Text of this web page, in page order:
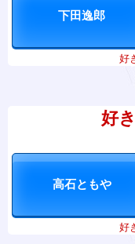
好
好
好